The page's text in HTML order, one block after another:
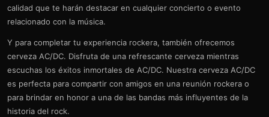
calidad que te harán destacar en cualquier concierto o evento
relacionado con la música.
Y para completar tu experiencia rockera, también ofrecemos
cerveza AC/DC. Disfruta de una refrescante cerveza mientras
escuchas los éxitos inmortales de AC/DC. Nuestra cerveza AC/DC
es perfecta para compartir con amigos en una reunión rockera o
para brindar en honor a una de las bandas más influyentes de la
historia del rock.